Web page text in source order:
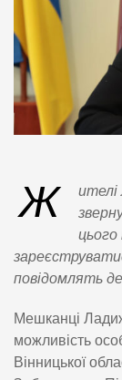
Ж
цього
повідомлять
Мешканці
можливість
Вінницької